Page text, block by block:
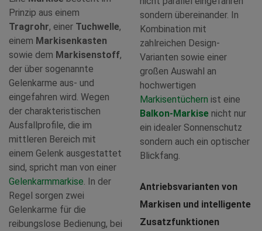
Prinzip aus einem
Tragrohr, einer Tuchwelle,
einem Markisenkasten
sowie dem Markisenstoff,
der über sogenannte
Gelenkarme aus- und
eingefahren wird. Wegen
der charakteristischen
Ausfallprofile, die im
mittleren Bereich mit
einem Gelenk ausgestattet
sind, spricht man von einer
Gelenkarmmarkise . In der
Regel sorgen zwei
Gelenkarme für die
reibungslose Bedienung, bei
sondern übereinander. In
Kombination mit
zahlreichen Design-
Varianten sowie einer
großen Auswahl an
hochwertigen
Markisentüchern ist eine
Balkon-Markise nicht nur
ein idealer Sonnenschutz
sondern auch ein optischer
Blickfang.
Antriebsvarianten von
Markisen und intelligente
Zusatzfunktionen